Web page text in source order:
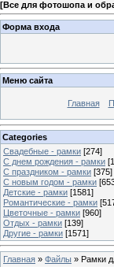
[Все для фотошопа и
Форма входа
Меню сайта
Главная
Categories
Свадебные - рамки [274]
С днем рождения - рамки
С праздником - рамки [375]
С новым годом - рамки
Детские - рамки [1581]
Романтические - рамки
Цветочные - рамки [960]
Отдых - рамки [139]
Другие - рамки [1571]
Главная » Файлы » Рамки